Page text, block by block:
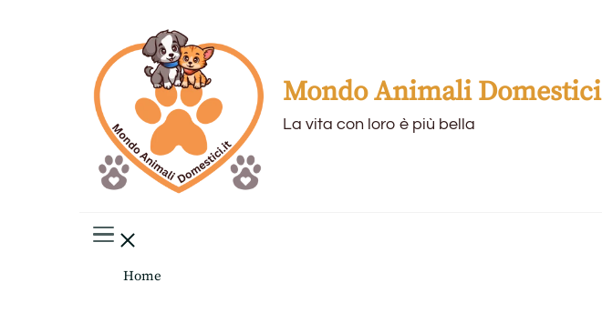
Mondo Animali Domestici
La vita con loro è più bella
Home